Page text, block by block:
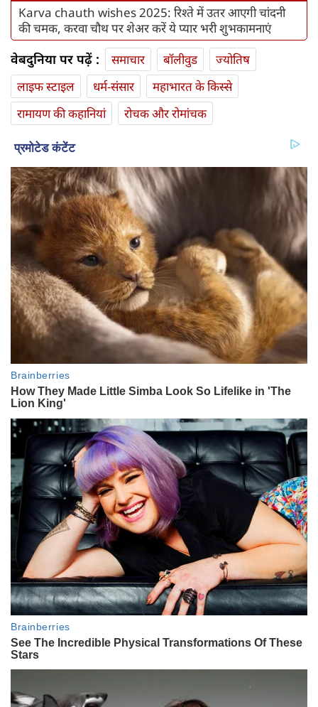
Karva chauth wishes 2025: रिश्ते में उतर आएगी चांदनी
की चमक, करवा चौथ पर शेअर करें ये प्यार भरी शुभकामनाएं
वेबदुनिया पर पढ़ें : समाचार बॉलीवुड
ज्योतिष
लाइफ स्‍टाइल
धर्म-संसार
महाभारत के किस्से
रामायण की कहानियां
रोचक और रोमांचक